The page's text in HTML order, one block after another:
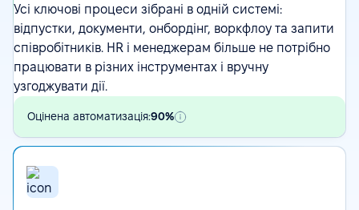
Усі ключові процеси зібрані в одній системі:
відпустки, документи, онбордінг, воркфлоу та запити
співробітників. HR і менеджерам більше не потрібно
працювати в різних інструментах і вручну
узгоджувати дії.
Оцінена автоматизація:90%